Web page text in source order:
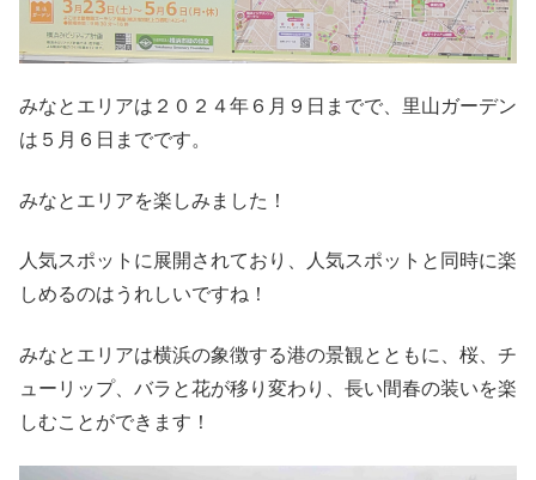
みなとエリアは２０２４年６月９日までで、里山ガーデン
は５月６日までです。
みなとエリアを楽しみました！
人気スポットに展開されており、人気スポットと同時に楽
しめるのはうれしいですね！
みなとエリアは横浜の象徴する港の景観とともに、桜、チ
ューリップ、バラと花が移り変わり、長い間春の装いを楽
しむことができます！